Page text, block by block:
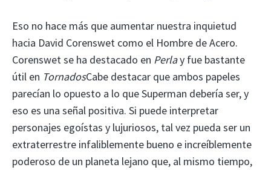
Eso no hace más que aumentar nuestra inquietud
hacia David Corenswet como el Hombre de Acero.
Corenswet se ha destacado en Perlay fue bastante
útil en TornadosCabe destacar que ambos papeles
parecían lo opuesto a lo que Superman debería ser, y
eso es una señal positiva. Si puede interpretar
personajes egoístas y lujuriosos, tal vez pueda ser un
extraterrestre infaliblemente bueno e increíblemente
poderoso de un planeta lejano que, al mismo tiempo,